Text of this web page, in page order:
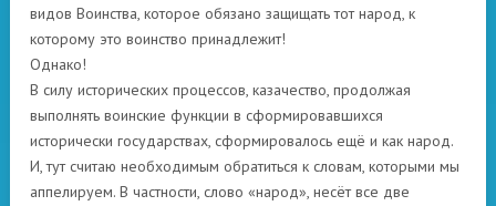
видов Воинства, которое обязано защищать тот народ, к
которому это воинство принадлежит!
Однако!
В силу исторических процессов, казачество, продолжая
выполнять воинские функции в сформировавшихся
исторически государствах, сформировалось ещё и как народ.
И, тут считаю необходимым обратиться к словам, которыми мы
аппелируем. В частности, слово «народ», несёт все две